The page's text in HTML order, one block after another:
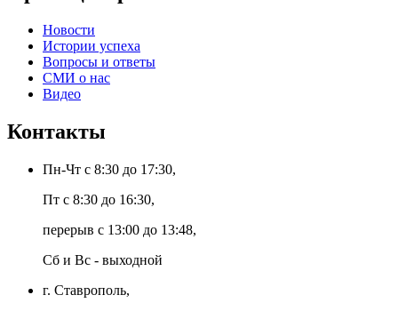
Новости
Истории успеха
Вопросы и ответы
СМИ о нас
Видео
Контакты
Пн-Чт с 8:30 до 17:30,
Пт с 8:30 до 16:30,
перерыв с 13:00 до 13:48,
Сб и Вс - выходной
г. Ставрополь,